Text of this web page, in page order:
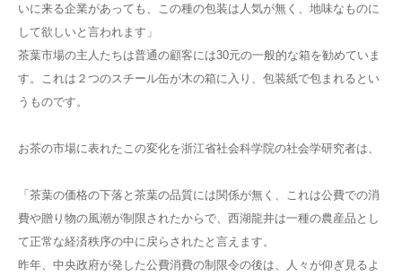
いに来る企業があっても、この種の包装は人気が無く、地味なものに
して欲しいと言われます」
茶葉市場の主人たちは普通の顧客には30元の一般的な箱を勧めていま
す。これは２つのスチール缶が木の箱に入り、包装紙で包まれるとい
うものです。
お茶の市場に表れたこの変化を浙江省社会科学院の社会学研究者は、
「茶葉の価格の下落と茶葉の品質には関係が無く、これは公費での消
費や贈り物の風潮が制限されたからで、西湖龍井は一種の農産品とし
て正常な経済秩序の中に戻らされたと言えます。
昨年、中央政府が発した公費消費の制限令の後は、人々が仰ぎ見るよ